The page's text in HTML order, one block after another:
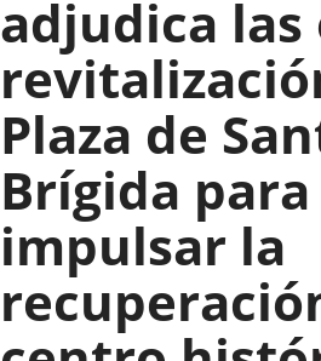
adjudica las
Plaza de
Brígida para
impulsar la